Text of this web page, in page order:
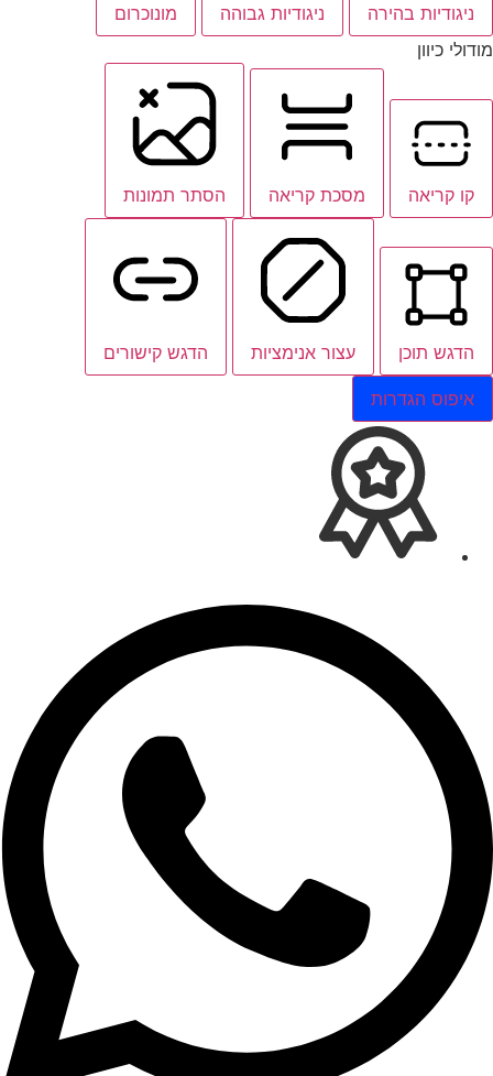
ניגודיות בהירה ניגודיות גבוהה
מונוכרום
מודולי כיוון
קו קריאה מסכת קריאה הסתר תמונות
הדגש תוכן עצור אנימציות הדגש קישורים
איפוס הגדרות